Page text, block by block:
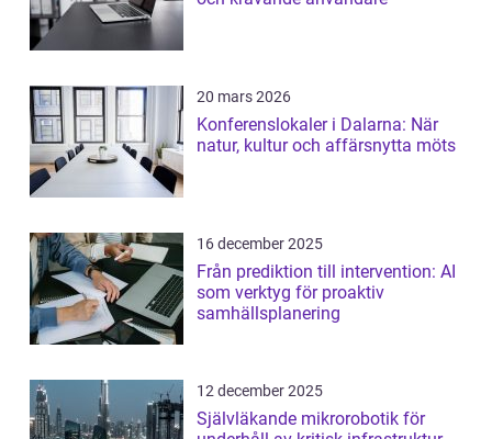
20 mars 2026
Konferenslokaler i Dalarna: När
natur, kultur och affärsnytta möts
16 december 2025
Från prediktion till intervention: AI
som verktyg för proaktiv
samhällsplanering
12 december 2025
Självläkande mikrorobotik för